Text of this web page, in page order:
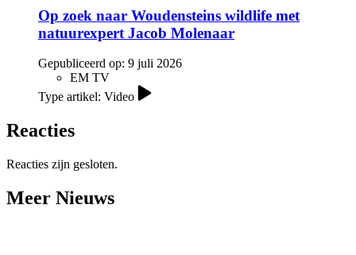
Op zoek naar Woudensteins wildlife met
natuurexpert Jacob Molenaar
Gepubliceerd op: 9 juli 2026
EM TV
Type artikel: Video
Reacties
Reacties zijn gesloten.
Meer Nieuws